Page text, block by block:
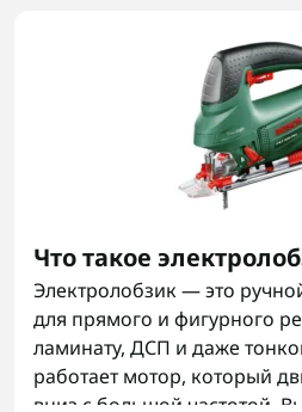
Что такое
Электролобзик — это
для прямого и фигурного
ламинату, ДСП и даже
работает мотор, который
вниз с большой частотой.